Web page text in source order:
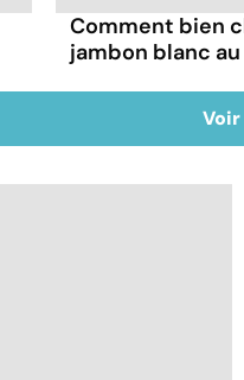
Comment bien
jambon blanc